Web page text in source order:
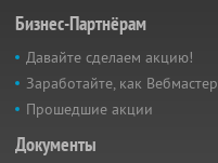
Бизнес-Партнёрам
Давайте сделаем акцию!
Заработайте, как Вебмастер
Прошедшие акции
Документы